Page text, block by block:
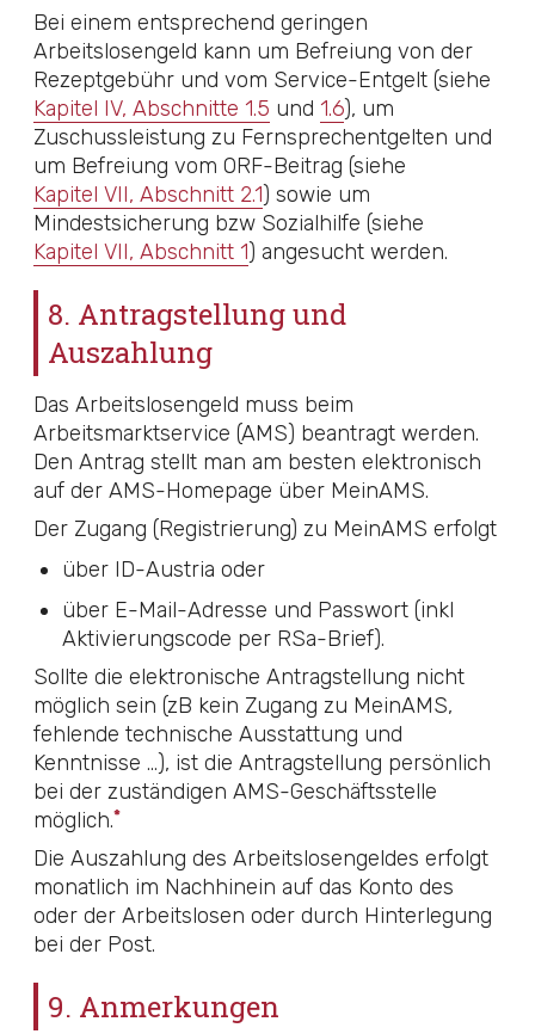
Bei einem entsprechend geringen
Arbeitslosengeld kann um Befreiung von der
Rezeptgebühr und vom Service-Entgelt (siehe
Kapitel IV, Abschnitte 1.5 und 1.6), um
Zuschussleistung zu Fernsprechentgelten und
um Befreiung vom ORF-Beitrag (siehe
Kapitel VII, Abschnitt 2.1) sowie um
Mindestsicherung bzw Sozialhilfe (siehe
Kapitel VII, Abschnitt 1) angesucht werden.
8. Antragstellung und
Auszahlung
Das Arbeitslosengeld muss beim
Arbeitsmarktservice (AMS) beantragt werden.
Den Antrag stellt man am besten elektronisch
auf der AMS-Homepage über MeinAMS.
Der Zugang (Registrierung) zu MeinAMS erfolgt
über ID-Austria oder
über E-Mail-Adresse und Passwort (inkl
Aktivierungscode per RSa-Brief).
Sollte die elektronische Antragstellung nicht
möglich sein (zB kein Zugang zu MeinAMS,
fehlende technische Ausstattung und
Kenntnisse …), ist die Antragstellung persönlich
bei der zuständigen AMS-Geschäftsstelle
möglich.*
Die Auszahlung des Arbeitslosengeldes erfolgt
monatlich im Nachhinein auf das Konto des
oder der Arbeitslosen oder durch Hinterlegung
bei der Post.
9. Anmerkungen